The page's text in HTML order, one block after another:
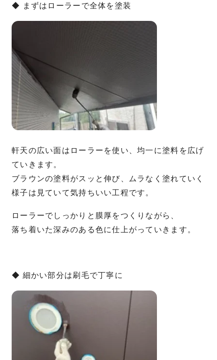
◆ まずはローラーで全体を塗装
軒天の広い面はローラーを使い、均一に塗料を広げ
ていきます。
ブラウンの塗料がスッと伸び、ムラなく塗れていく
様子は見ていて気持ちいい工程です。
ローラーでしっかりと膜厚をつくりながら、
落ち着いた深みのある色に仕上がっていきます。
◆ 細かい部分は刷毛で丁寧に